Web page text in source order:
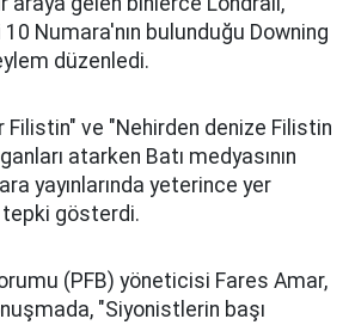
Numara'nın bulunduğu Downing
düzenledi.
Filistin" ve "Nehirden denize Filistin
atarken Batı medyasının
yayınlarında yeterince yer
gösterdi.
(PFB) yöneticisi Fares Amar,
"Siyonistlerin başı